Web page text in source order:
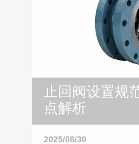
止回阀设置规
点解析
2025/08/30